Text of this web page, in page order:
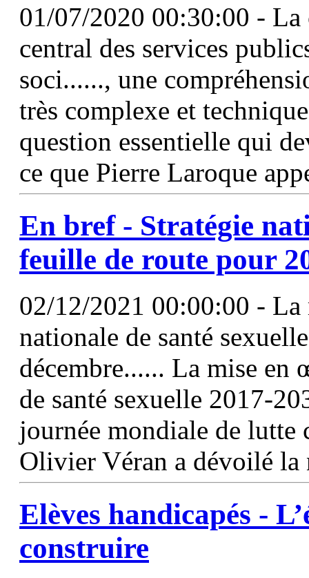
01/07/2020 00:30:00 - La
central des services
soci......, une
très complexe et
question essentielle qui
ce que Pierre Laroque
En bref - Stratégie
feuille de route pour
02/12/2021 00:00:00 -
nationale de santé
décembre...... La mise
de santé sexuelle 2017-
journée mondiale de lutte
Olivier Véran a dévoilé
Elèves handicapés -
construire